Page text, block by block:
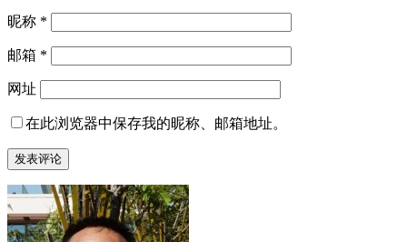
昵称 *
邮箱 *
网址
在此浏览器中保存我的昵称、邮箱地址。